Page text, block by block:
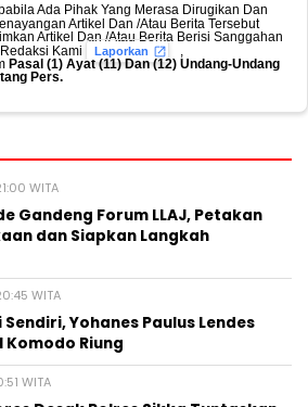
Ada Pihak Yang Merasa Dirugikan Dan
Artikel Dan /Atau Berita Tersebut
Artikel Dan /Atau Berita Berisi Sanggahan
Kami
Laporkan
Pasal (1) Ayat (11) Dan (12) Undang-Undang
Pers.
WITA
Gandeng Forum LLAJ, Petakan
dan Siapkan Langkah
WITA
Yohanes Paulus Lendes
Riung
WITA